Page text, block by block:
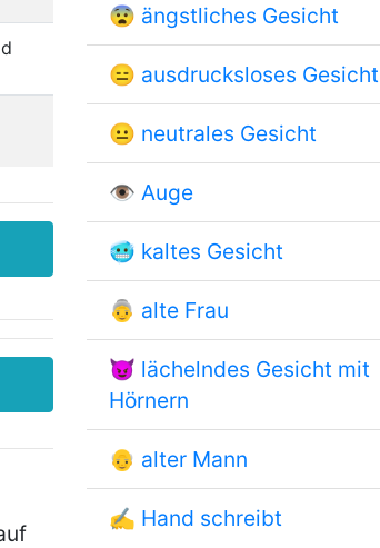
😨 ängstliches Gesicht
😑 ausdrucksloses Gesicht
😐 neutrales Gesicht
👁 Auge
🥶 kaltes Gesicht
👵 alte Frau
😈 lächelndes Gesicht mit
Hörnern
👴 alter Mann
✍ Hand schreibt